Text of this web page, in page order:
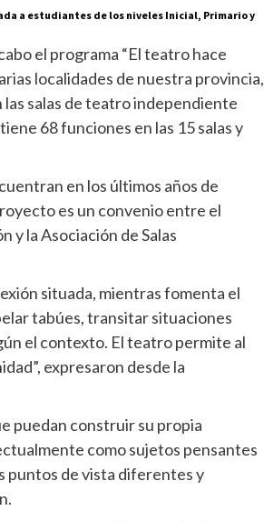
a estudiantes de los niveles Inicial, Primario y
el programa “El teatro hace
localidades de nuestra provincia,
salas de teatro independiente
68 funciones en las 15 salas y
en los últimos años de
es un convenio entre el
y la Asociación de Salas
situada, mientras fomenta el
tabúes, transitar situaciones
el contexto. El teatro permite al
expresaron desde la
puedan construir su propia
como sujetos pensantes
puntos de vista diferentes y